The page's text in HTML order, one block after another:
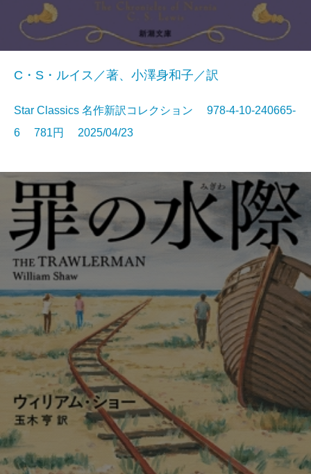
C・S・ルイス／著、小澤身和子／訳
Star Classics 名作新訳コレクション 978-4-10-240665-
6 781円 2025/04/23